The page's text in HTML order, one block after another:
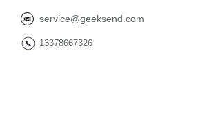
service@geeksend.com
13378667326